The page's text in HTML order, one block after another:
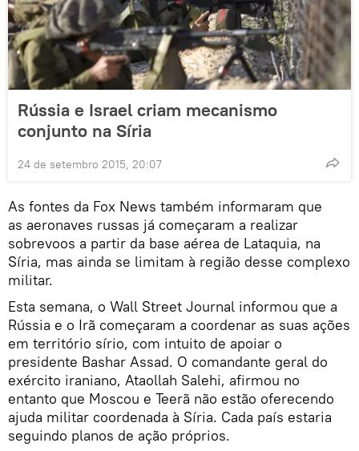
Rússia e Israel criam mecanismo
conjunto na Síria
24 de setembro 2015, 20:07
As fontes da Fox News também informaram que
as aeronaves russas já começaram a realizar
sobrevoos a partir da base aérea de Lataquia, na
Síria, mas ainda se limitam à região desse complexo
militar.
Esta semana, o Wall Street Journal informou que a
Rússia e o Irã começaram a coordenar as suas ações
em território sírio, com intuito de apoiar o
presidente Bashar Assad. O comandante geral do
exército iraniano, Ataollah Salehi, afirmou no
entanto que Moscou e Teerã não estão oferecendo
ajuda militar coordenada à Síria. Cada país estaria
seguindo planos de ação próprios.